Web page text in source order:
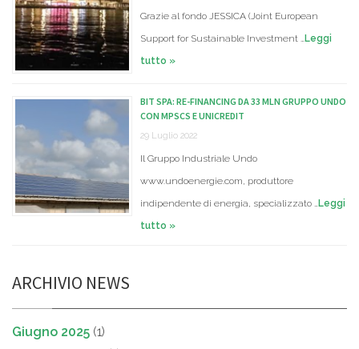
Grazie al fondo JESSICA (Joint European
Support for Sustainable Investment …Leggi
tutto »
BIT SPA: RE-FINANCING DA 33 MLN GRUPPO UNDO
CON MPSCS E UNICREDIT
29 Luglio 2022
Il Gruppo Industriale Undo
www.undoenergie.com, produttore
indipendente di energia, specializzato …Leggi
tutto »
ARCHIVIO NEWS
Giugno 2025 (1)